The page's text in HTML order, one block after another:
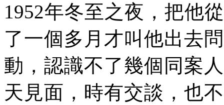
1952年冬至之夜，把他
了一個多月才叫他出去
動，認識不了幾個同案
天見面，時有交談，也